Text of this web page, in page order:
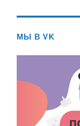
МЫ В VK